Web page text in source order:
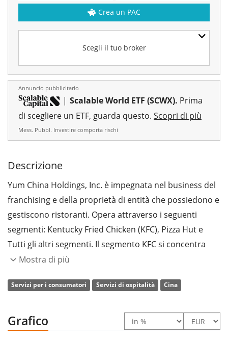
Scegli il tuo broker
Crea un PAC
Annuncio pubblicitario
| Scalable World ETF (SCWX). Prima
di scegliere un ETF, guarda questo. Scopri di più
Mess. Pubbl. Investire comporta rischi
Descrizione
Yum China Holdings, Inc. è impegnata nel business del
franchising e della proprietà di entità che possiedono e
gestiscono ristoranti. Opera attraverso i seguenti
segmenti: Kentucky Fried Chicken (KFC), Pizza Hut e
Tutti gli altri segmenti. Il segmento KFC si concentra
sulla gestione di una catena di ristoranti. Il segmento
segmento Tutti gli altri comprende Taco Bell, Lavazza,
e altre attività di e-commerce. L'azienda è stata fondata
nel 1987 e ha sede a Shanghai, in Cina.
Mostra di più
Servizi per i consumatori Servizi di ospitalità Cina
Grafico